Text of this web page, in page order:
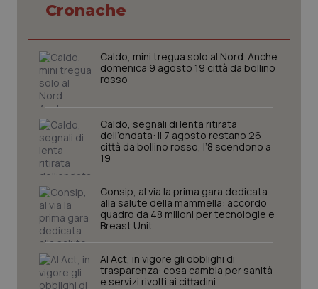
Cronache
Caldo, mini tregua solo al Nord. Anche
domenica 9 agosto 19 città da bollino
rosso
Caldo, segnali di lenta ritirata
dell’ondata: il 7 agosto restano 26
città da bollino rosso, l’8 scendono a
19
Consip, al via la prima gara dedicata
alla salute della mammella: accordo
quadro da 48 milioni per tecnologie e
Breast Unit
AI Act, in vigore gli obblighi di
trasparenza: cosa cambia per sanità
e servizi rivolti ai cittadini
I cookie necessari contribuiscono a rendere fruibile il
protette del sito. Il sito web non è in grado di
funzionare correttamente senza questi cookie.
Nome
Fornitore/ Dominio
.youtube.com